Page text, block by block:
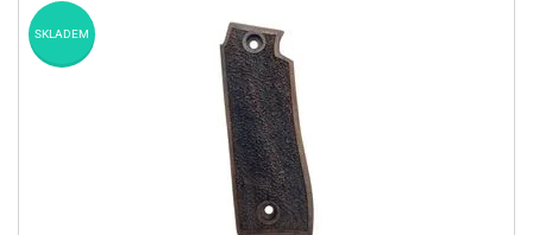
SKLADEM